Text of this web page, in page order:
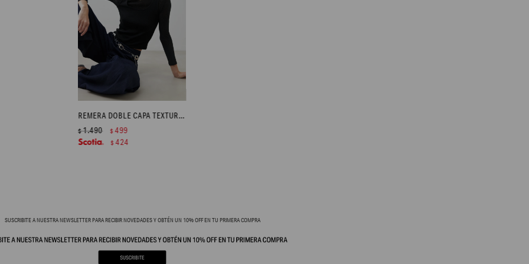
REMERA DOBLE CAPA TEXTURIZADA - NEGRO
$1.490 $499
$424
SUSCRIBITE A NUESTRA NEWSLETTER PARA RECIBIR NOVEDADES Y OBTÉN UN 10% OFF EN TU PRIMERA COMPRA